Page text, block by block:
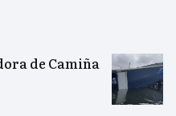
de Camiña